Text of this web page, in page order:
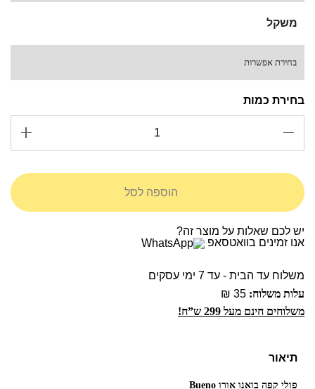
משקל
הוספה לסל
יש לכם שאלות על מוצר זה?
אנו זמינים בוואטסאפ
משלוח עד הבית - עד 7 ימי עסקים
עלות משלוח:
משלוחים חינם מעל 299 ש”ח!
תיאור
פולי קפה בואנו אורו Bueno